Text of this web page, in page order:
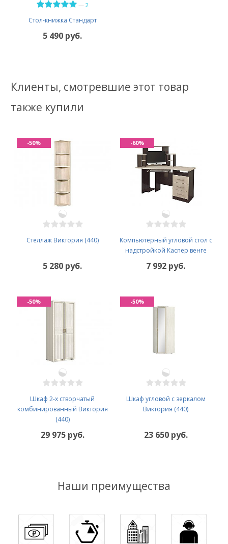
2
Стол-книжка Стандарт
5 490 руб.
Клиенты, смотревшие этот товар
также купили
Стеллаж Виктория (440)
5 280 руб.
-50%
Компьютерный угловой стол с
надстройкой Каспер венге
7 992 руб.
-60%
Шкаф 2-х створчатый
комбинированный Виктория
(440)
29 975 руб.
-50%
Шкаф угловой с зеркалом
Виктория (440)
23 650 руб.
-50%
Наши преимущества